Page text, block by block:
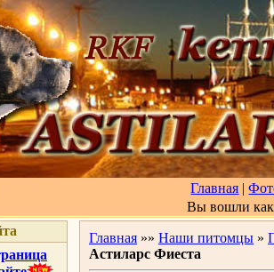
Главная |
Вы вошли
Главная »» Наши питомцы »
Астиларс Фиеста